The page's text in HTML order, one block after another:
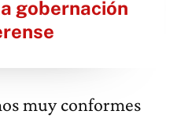
gobernación
muy conformes